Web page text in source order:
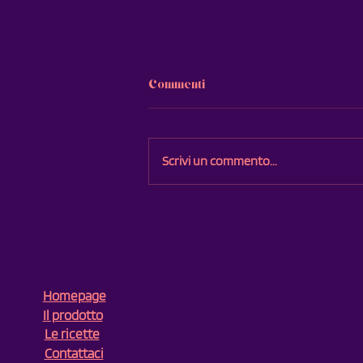
Big Sour.
Commenti
Scrivi un commento...
Homepage
Il prodotto
Le ricette
Contattaci